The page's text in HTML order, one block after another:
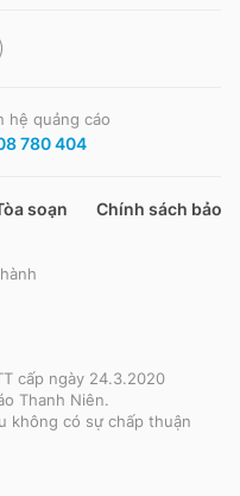
hệ quảng cáo
780 404
soạn Chính sách bảo
cấp ngày 24.3.2020
Thanh Niên.
không có sự chấp thuận